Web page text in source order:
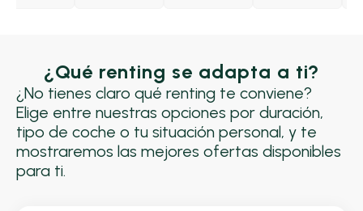
¿Qué renting se adapta a ti?
¿No tienes claro qué renting te conviene?
Elige entre nuestras opciones por duración,
tipo de coche o tu situación personal, y te
mostraremos las mejores ofertas disponibles
para ti.